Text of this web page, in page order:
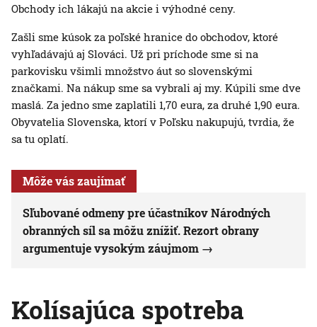
Obchody ich lákajú na akcie i výhodné ceny.
Zašli sme kúsok za poľské hranice do obchodov, ktoré
vyhľadávajú aj Slováci. Už pri príchode sme si na
parkovisku všimli množstvo áut so slovenskými
značkami. Na nákup sme sa vybrali aj my. Kúpili sme dve
maslá. Za jedno sme zaplatili 1,70 eura, za druhé 1,90 eura.
Obyvatelia Slovenska, ktorí v Poľsku nakupujú, tvrdia, že
sa tu oplatí.
Môže vás zaujímať
Sľubované odmeny pre účastníkov Národných
obranných síl sa môžu znížiť. Rezort obrany
argumentuje vysokým záujmom
Kolísajúca spotreba